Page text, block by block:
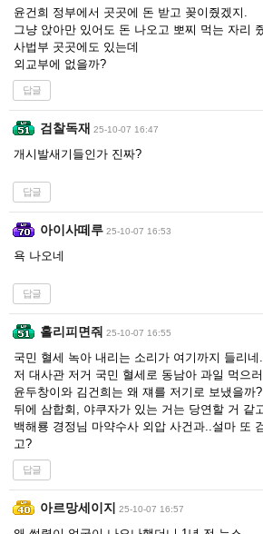
윤건희 정부에서 곳곳에 돈 받고 꽂이줬겠지.
그냥 앉아만 있어도 돈 나오고 뽀찌 먹는 자리
사법부 곳곳에도 있는데
외교부에 없을까?
답글
검찰독재 25-10-07 16:47
개시발새기들인가 진짜?
답글
아이사떼루 25-10-07 16:53
욕 나오네
답글
홀리피면줘 25-10-07 16:55
국민 혈세 녹아 내리는 소리가 여기까지 들리네.
저 대사관 저거 국민 혈세로 동남아 과일 먹으
윤두창이와 김건희는 왜 쟤를 저기로 보냈을까?
뒤에 삼합회, 야쿠자가 있는 거는 당연할 거 같
백해룡 경정님 마약수사 외압 사건과..설마 또
고?
답글
아르망세이지 25-10-07 16:57